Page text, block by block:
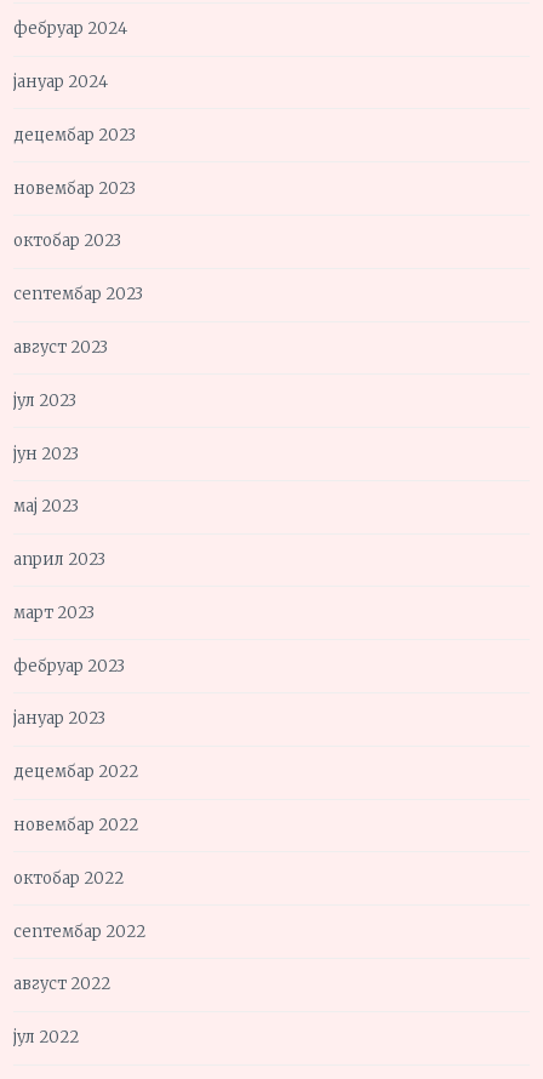
фебруар 2024
јануар 2024
децембар 2023
новембар 2023
октобар 2023
септембар 2023
август 2023
јул 2023
јун 2023
мај 2023
април 2023
март 2023
фебруар 2023
јануар 2023
децембар 2022
новембар 2022
октобар 2022
септембар 2022
август 2022
јул 2022